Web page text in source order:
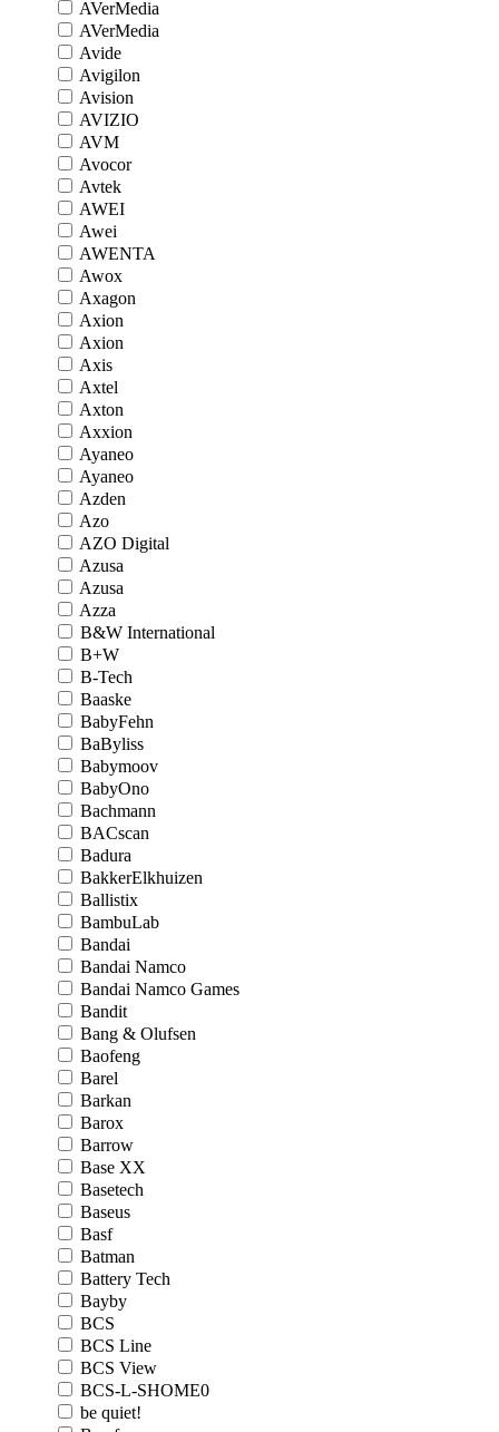
AVerMedia
AVerMedia
Avide
Avigilon
Avision
AVIZIO
AVM
Avocor
Avtek
AWEI
Awei
AWENTA
Awox
Axagon
Axion
Axion
Axis
Axtel
Axton
Axxion
Ayaneo
Ayaneo
Azden
Azo
AZO Digital
Azusa
Azusa
Azza
B&W International
B+W
B-Tech
Baaske
BabyFehn
BaByliss
Babymoov
BabyOno
Bachmann
BACscan
Badura
BakkerElkhuizen
Ballistix
BambuLab
Bandai
Bandai Namco
Bandai Namco Games
Bandit
Bang & Olufsen
Baofeng
Barel
Barkan
Barox
Barrow
Base XX
Basetech
Baseus
Basf
Batman
Battery Tech
Bayby
BCS
BCS Line
BCS View
BCS-L-SHOME0
be quiet!